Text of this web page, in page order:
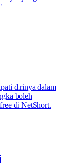
dirinya dalam
boleh
di NetShort.